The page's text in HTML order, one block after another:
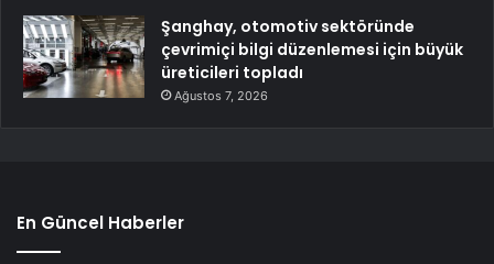
Şanghay, otomotiv sektöründe
çevrimiçi bilgi düzenlemesi için büyük
üreticileri topladı
Ağustos 7, 2026
En Güncel Haberler